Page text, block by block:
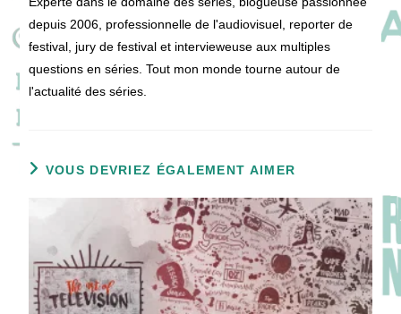
depuis 2006, professionnelle de l'audiovisuel, reporter de
festival, jury de festival et intervieweuse aux multiples
questions en séries. Tout mon monde tourne autour de
l'actualité des séries.
VOUS DEVRIEZ ÉGALEMENT AIMER